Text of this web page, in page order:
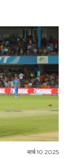
मार्च 10 2025